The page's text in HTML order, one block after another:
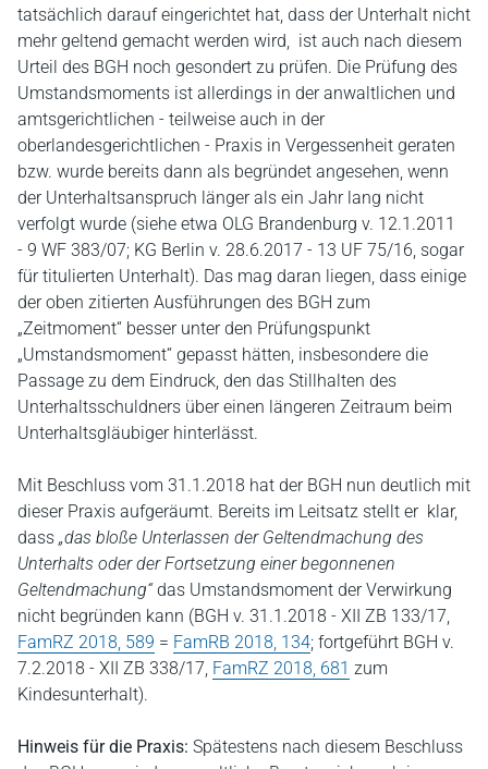
tatsächlich darauf eingerichtet hat, dass der Unterhalt nicht
mehr geltend gemacht werden wird, ist auch nach diesem
Urteil des BGH noch gesondert zu prüfen. Die Prüfung des
Umstandsmoments ist allerdings in der anwaltlichen und
amtsgerichtlichen - teilweise auch in der
oberlandesgerichtlichen - Praxis in Vergessenheit geraten
bzw. wurde bereits dann als begründet angesehen, wenn
der Unterhaltsanspruch länger als ein Jahr lang nicht
verfolgt wurde (siehe etwa OLG Brandenburg v. 12.1.2011
- 9 WF 383/07; KG Berlin v. 28.6.2017 - 13 UF 75/16, sogar
für titulierten Unterhalt). Das mag daran liegen, dass einige
der oben zitierten Ausführungen des BGH zum
„Zeitmoment“ besser unter den Prüfungspunkt
„Umstandsmoment“ gepasst hätten, insbesondere die
Passage zu dem Eindruck, den das Stillhalten des
Unterhaltsschuldners über einen längeren Zeitraum beim
Unterhaltsgläubiger hinterlässt.
Mit Beschluss vom 31.1.2018 hat der BGH nun deutlich mit
dieser Praxis aufgeräumt. Bereits im Leitsatz stellt er klar,
dass „das bloße Unterlassen der Geltendmachung des
Unterhalts oder der Fortsetzung einer begonnenen
Geltendmachung“das Umstandsmoment der Verwirkung
nicht begründen kann (BGH v. 31.1.2018 - XII ZB 133/17,
FamRZ 2018, 589 = FamRB 2018, 134; fortgeführt BGH v.
7.2.2018 - XII ZB 338/17, FamRZ 2018, 681 zum
Kindesunterhalt).
Hinweis für die Praxis: Spätestens nach diesem Beschluss